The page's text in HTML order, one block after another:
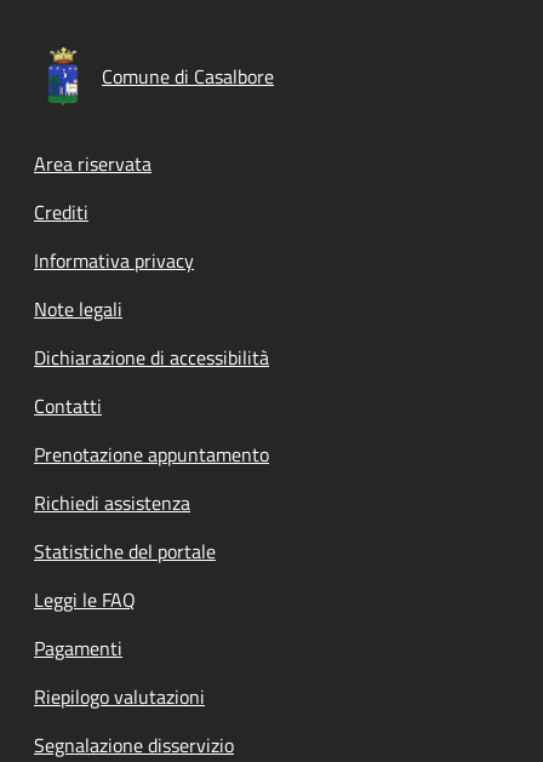
Comune di Casalbore
Footer menu
Area riservata
Crediti
Informativa privacy
Note legali
Dichiarazione di accessibilità
Contatti
Prenotazione appuntamento
Richiedi assistenza
Statistiche del portale
Leggi le FAQ
Pagamenti
Riepilogo valutazioni
Segnalazione disservizio